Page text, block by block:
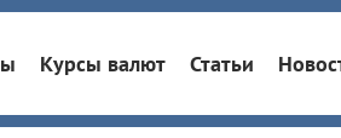
Курсы валют Статьи